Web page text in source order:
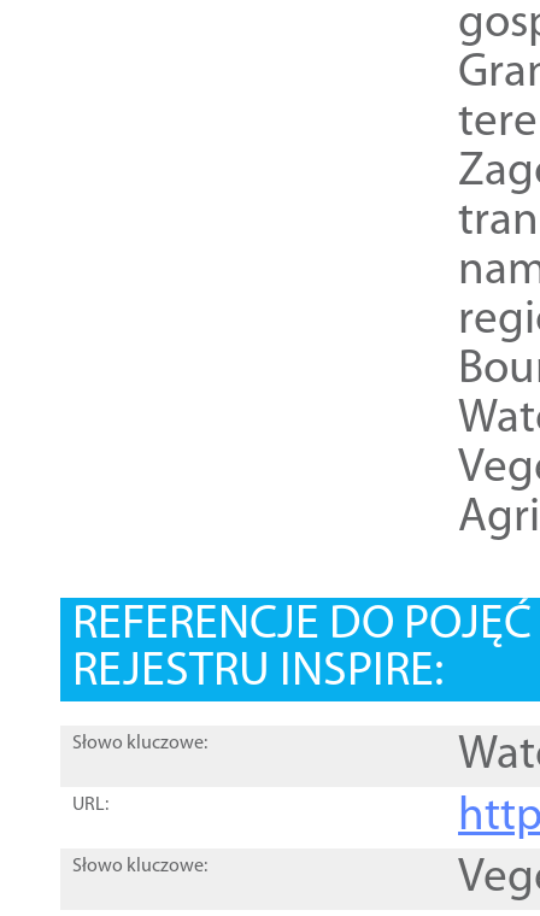
REFERENCJE DO
REJESTRU INSPIRE:
Słowo kluczowe:
URL:
Słowo kluczowe: